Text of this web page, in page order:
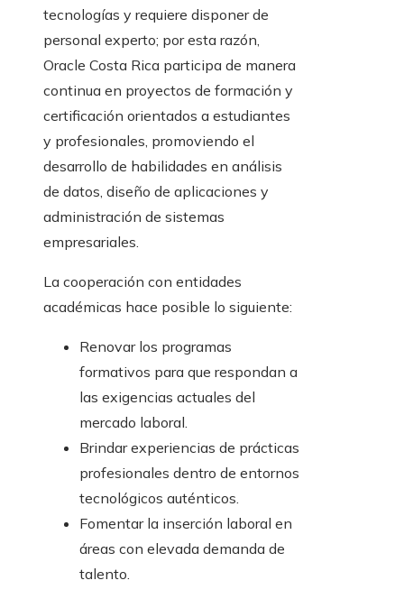
tecnologías y requiere disponer de
personal experto; por esta razón,
Oracle Costa Rica participa de manera
continua en proyectos de formación y
certificación orientados a estudiantes
y profesionales, promoviendo el
desarrollo de habilidades en análisis
de datos, diseño de aplicaciones y
administración de sistemas
empresariales.
La cooperación con entidades
académicas hace posible lo siguiente:
Renovar los programas
formativos para que respondan a
las exigencias actuales del
mercado laboral.
Brindar experiencias de prácticas
profesionales dentro de entornos
tecnológicos auténticos.
Fomentar la inserción laboral en
áreas con elevada demanda de
talento.